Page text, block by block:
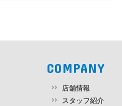
COMPANY
店舗情報
スタッフ紹介